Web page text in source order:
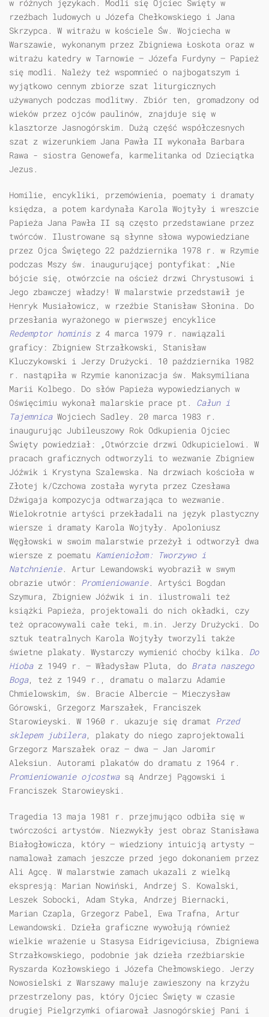
w różnych językach. Modli się Ojciec Święty w
rzeźbach ludowych u Józefa Chełkowskiego i Jana
Skrzypca. W witrażu w kościele Św. Wojciecha w
Warszawie, wykonanym przez Zbigniewa Łoskota oraz w
witrażu katedry w Tarnowie — Józefa Furdyny — Papież
się modli. Należy też wspomnieć o najbogatszym i
wyjątkowo cennym zbiorze szat liturgicznych
używanych podczas modlitwy. Zbiór ten, gromadzony od
wieków przez ojców paulinów, znajduje się w
klasztorze Jasnogórskim. Dużą część współczesnych
szat z wizerunkiem Jana Pawła II wykonała Barbara
Rawa - siostra Genowefa, karmelitanka od Dzieciątka
Jezus.
Homilie, encykliki, przemówienia, poematy i dramaty
księdza, a potem kardynała Karola Wojtyły i wreszcie
Papieża Jana Pawła II są często przedstawiane przez
twórców. Ilustrowane są słynne słowa wypowiedziane
przez Ojca Świętego 22 października 1978 r. w Rzymie
podczas Mszy św. inaugurującej pontyfikat: „Nie
bójcie się, otwórzcie na oścież drzwi Chrystusowi i
Jego zbawczej władzy! W malarstwie przedstawił je
Henryk Musiałowicz, w rzeźbie Stanisław Słonina. Do
przesłania wyrażonego w pierwszej encyklice
Redemptor hominisz 4 marca 1979 r. nawiązali
graficy: Zbigniew Strzałkowski, Stanisław
Kluczykowski i Jerzy Drużycki. 10 października 1982
r. nastąpiła w Rzymie kanonizacja św. Maksymiliana
Marii Kolbego. Do słów Papieża wypowiedzianych w
Oświęcimiu wykonał malarskie prace pt. Całun i
TajemnicaWojciech Sadley. 20 marca 1983 r.
inaugurując Jubileuszowy Rok Odkupienia Ojciec
Święty powiedział: „Otwórzcie drzwi Odkupicielowi. W
pracach graficznych odtworzyli to wezwanie Zbigniew
Jóźwik i Krystyna Szalewska. Na drzwiach kościoła w
Złotej k/Czchowa została wyryta przez Czesława
Dźwigaja kompozycja odtwarzająca to wezwanie.
Wielokrotnie artyści przekładali na język plastyczny
wiersze i dramaty Karola Wojtyły. Apoloniusz
Węgłowski w swoim malarstwie przeżył i odtworzył dwa
wiersze z poematu Kamieniołom: Tworzywo i
Natchnienie. Artur Lewandowski wyobraził w swym
obrazie utwór: Promieniowanie. Artyści Bogdan
Szymura, Zbigniew Jóźwik i in. ilustrowali też
książki Papieża, projektowali do nich okładki, czy
też opracowywali całe teki, m.in. Jerzy Drużycki. Do
sztuk teatralnych Karola Wojtyły tworzyli także
świetne plakaty. Wystarczy wymienić choćby kilka. Do
Hiobaz 1949 r. — Władysław Pluta, do Brata naszego
Boga, też z 1949 r., dramatu o malarzu Adamie
Chmielowskim, św. Bracie Albercie — Mieczysław
Górowski, Grzegorz Marszałek, Franciszek
Starowieyski. W 1960 r. ukazuje się dramat Przed
sklepem jubilera, plakaty do niego zaprojektowali
Grzegorz Marszałek oraz — dwa — Jan Jaromir
Aleksiun. Autorami plakatów do dramatu z 1964 r.
Promieniowanie ojcostwasą Andrzej Pągowski i
Franciszek Starowieyski.
Tragedia 13 maja 1981 r. przejmująco odbiła się w
twórczości artystów. Niezwykły jest obraz Stanisława
Białogłowicza, który — wiedziony intuicją artysty —
namalował zamach jeszcze przed jego dokonaniem przez
Ali Agcę. W malarstwie zamach ukazali z wielką
ekspresją: Marian Nowiński, Andrzej S. Kowalski,
Leszek Sobocki, Adam Styka, Andrzej Biernacki,
Marian Czapla, Grzegorz Pabel, Ewa Trafna, Artur
Lewandowski. Dzieła graficzne wywołują również
wielkie wrażenie u Stasysa Eidrigeviciusa, Zbigniewa
Strzałkowskiego, podobnie jak dzieła rzeźbiarskie
Ryszarda Kozłowskiego i Józefa Chełmowskiego. Jerzy
Nowosielski z Warszawy maluje zawieszony na krzyżu
przestrzelony pas, który Ojciec Święty w czasie
drugiej Pielgrzymki ofiarował Jasnogórskiej Pani i